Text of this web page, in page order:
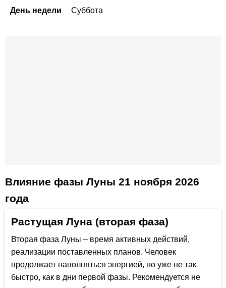
День недели Суббота
Влияние фазы Луны 21 ноября 2026
года
Растущая Луна (вторая фаза)
Вторая фаза Луны – время активных действий,
реализации поставленных планов. Человек
продолжает наполняться энергией, но уже не так
быстро, как в дни первой фазы. Рекомендуется не